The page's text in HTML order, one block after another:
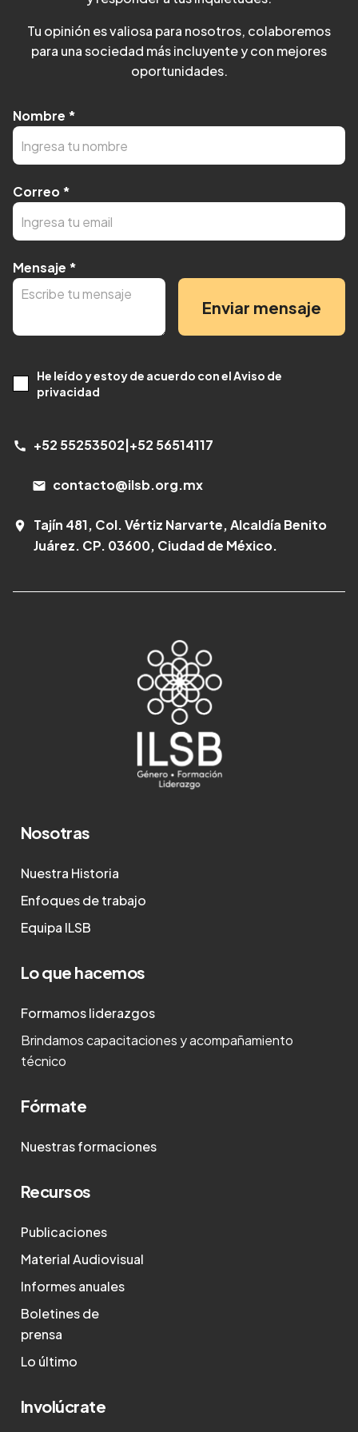
Tu opinión es valiosa para nosotros, colaboremos
para una sociedad más incluyente y con mejores
oportunidades.
Nombre *
Correo*
Mensaje *
Enviar mensaje
He leído y estoy de acuerdo con el Aviso de
privacidad
call +52 55253502 +52 56514117
email contacto@ilsb.org.mx
room
Tajín 481, Col. Vértiz Narvarte, Alcaldía Benito
Juárez. CP. 03600, Ciudad de México.
Nosotras
Nuestra Historia
Enfoques de trabajo
Equipa ILSB
Lo que hacemos
Formamos liderazgos
Brindamos capacitaciones y acompañamiento
técnico
Fórmate
Nuestras formaciones
Recursos
Publicaciones
Material Audiovisual
Informes anuales
Boletines de
prensa
Lo último
Involúcrate